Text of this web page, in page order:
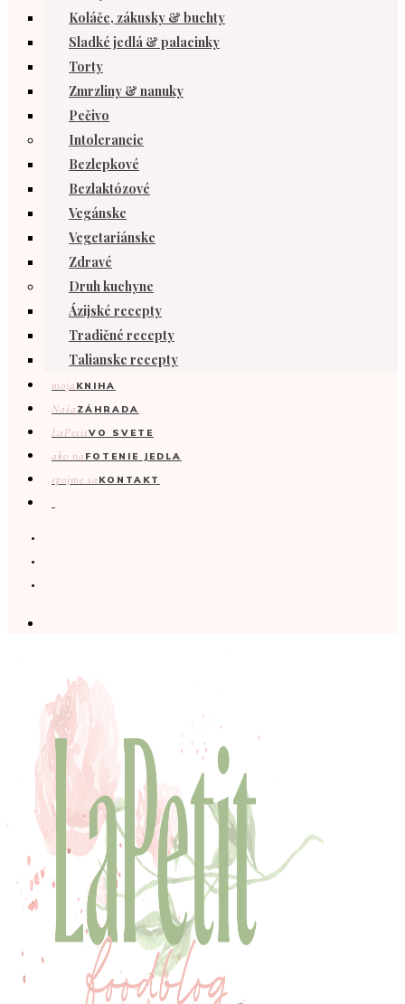
Koláče, zákusky & buchty
Sladké jedlá & palacinky
Torty
Zmrzliny & nanuky
Pečivo
Intolerancie
Bezlepkové
Bezlaktózové
Vegánske
Vegetariánske
Zdravé
Druh kuchyne
Ázijské recepty
Tradičné recepty
Talianske recepty
moja KNIHA
Naša ZÁHRADA
LaPetitVO SVETE
ako na FOTENIE JEDLA
spojme sa KONTAKT